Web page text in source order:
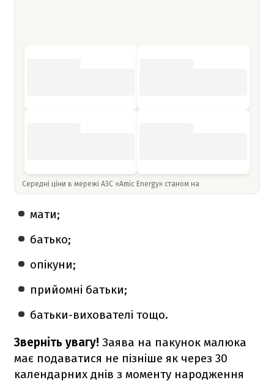
Середні ціни в мережі АЗС «Amic Energy» станом на
мати;
батько;
опікуни;
прийомні батьки;
батьки-вихователі тощо.
Зверніть увагу! Заява на пакунок малюка
має подаватися не пізніше як через 30
календарних днів з моменту народження